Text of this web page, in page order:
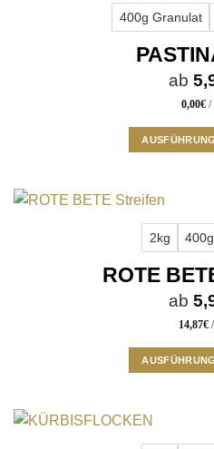
400g Granulat
ab
0,00€ /
2kg 400g
ROTE
ab
14,87€ /